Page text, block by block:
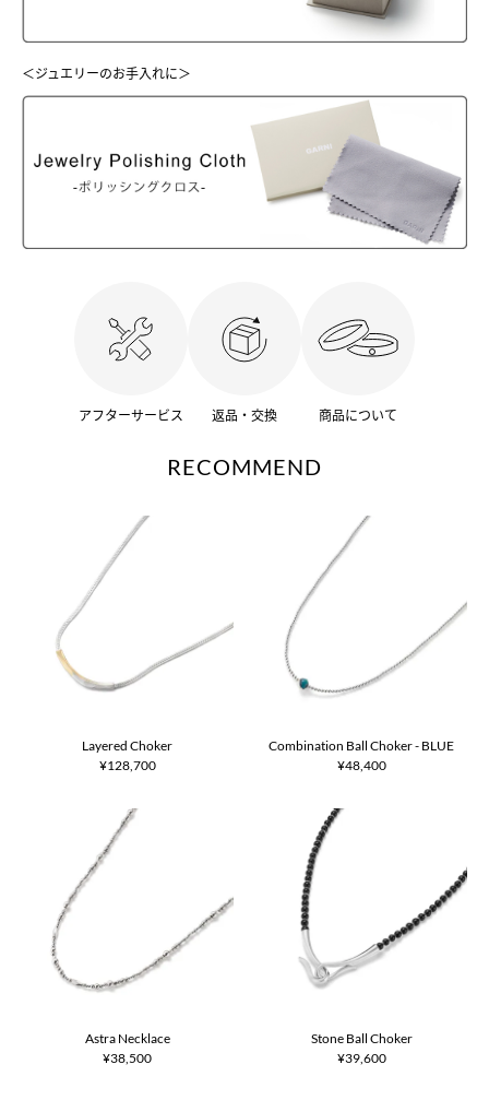
＜ジュエリーのお手入れに＞
アフターサービス 返品・交換 商品について
RECOMMEND
Layered Choker
¥128,700
Combination Ball Choker - BLUE
¥48,400
Astra Necklace
¥38,500
Stone Ball Choker
¥39,600